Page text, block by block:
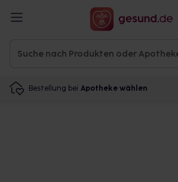
Bestellung bei Apotheke wählen